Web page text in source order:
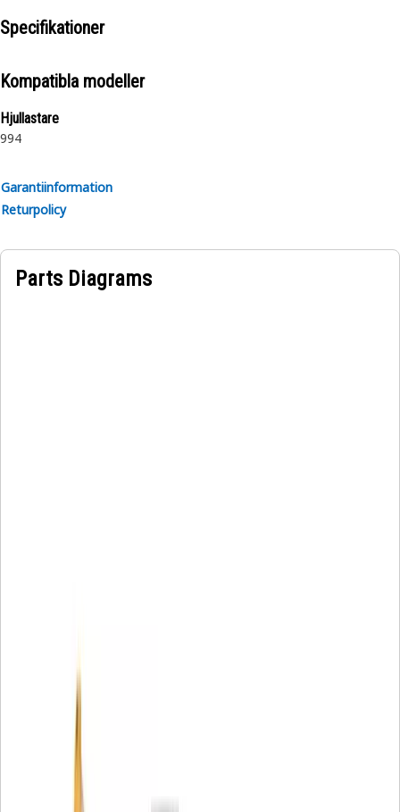
Specifikationer
Kompatibla modeller
Hjullastare
994
Garantiinformation
Returpolicy
Parts Diagrams